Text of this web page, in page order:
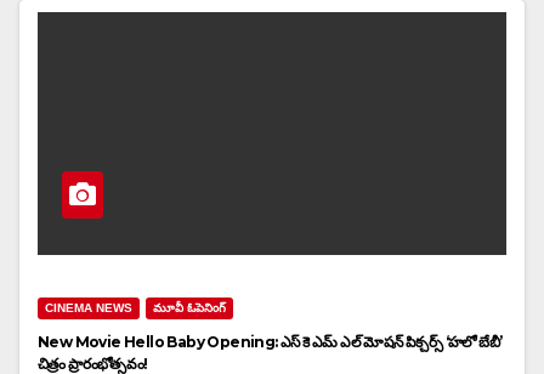
CINEMA NEWS మూవీ ఓపెనింగ్
New Movie Hello Baby Opening: ఎస్ కె ఎమ్ ఎల్ మోషన్ పిక్చర్స్ ‘హలో బేబీ’
చిత్రం ప్రారంభోత్సవం!